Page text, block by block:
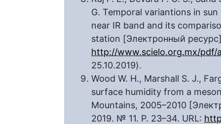
G. Temporal variantions in
near IR band and its
station [Электронный
http://www.scielo.org.mx/pdf/
25.10.2019).
Wood W. H., Marshall S. J.,
surface humidity from a
Mountains, 2005–2010
2019. № 11. Р. 23–34. URL: